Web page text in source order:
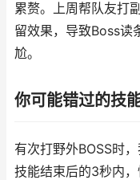
累赘。上周帮队友打
留效果，导致Boss读
尬。
你可能错过的技
有次打野外BOSS时
技能结束后的3秒内